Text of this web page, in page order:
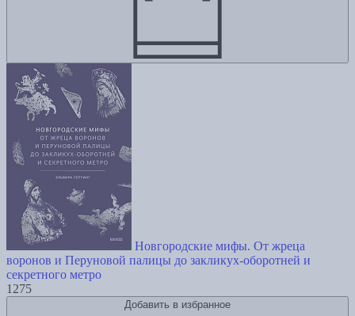
Новгородские мифы. От жреца
воронов и Перуновой палицы до закликух-оборотней и
секретного метро
1275
Добавить в избранное